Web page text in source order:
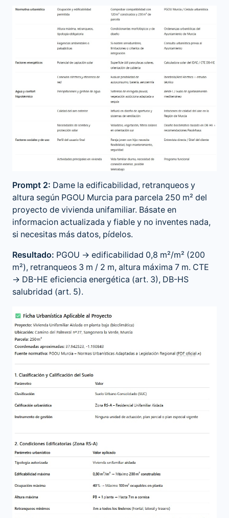
Prompt 2: Dame la edificabilidad, retranqueos y
altura según PGOU Murcia para parcela 250 m² del
proyecto de vivienda unifamiliar. Básate en
informacion actualizada y fiable y no inventes nada,
si necesitas más datos, pídelos.
Resultado: PGOU → edificabilidad 0,8 m²/m² (200
m²), retranqueos 3 m / 2 m, altura máxima 7 m. CTE
→ DB-HE eficiencia energética (art. 3), DB-HS
salubridad (art. 5).